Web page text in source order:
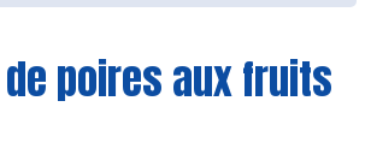
poires aux fruits